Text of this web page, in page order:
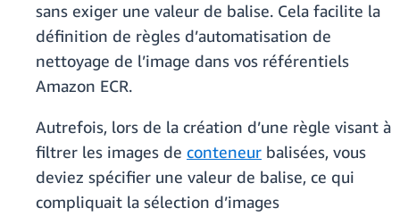
sans exiger une valeur de balise. Cela facilite la
définition de règles d’automatisation de
nettoyage de l’image dans vos référentiels
Amazon ECR.
Autrefois, lors de la création d’une règle visant à
filtrer les images de conteneur balisées, vous
deviez spécifier une valeur de balise, ce qui
compliquait la sélection d’images